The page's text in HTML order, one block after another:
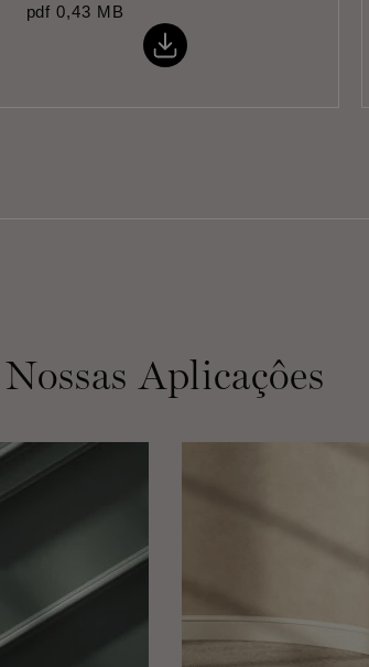
pdf 0,43 MB
Nossas Aplicaçôes